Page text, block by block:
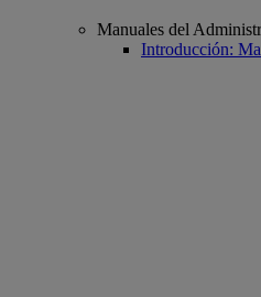
Manuales del
Introducción: